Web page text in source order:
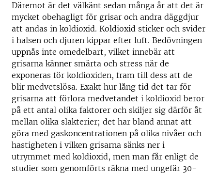
Däremot är det välkänt sedan många år att det är
mycket obehagligt för grisar och andra däggdjur
att andas in koldioxid. Koldioxid sticker och svider
i halsen och djuren kippar efter luft. Bedövningen
uppnås inte omedelbart, vilket innebär att
grisarna känner smärta och stress när de
exponeras för koldioxiden, fram till dess att de
blir medvetslösa. Exakt hur lång tid det tar för
grisarna att förlora medvetandet i koldioxid beror
på ett antal olika faktorer och skiljer sig därför åt
mellan olika slakterier; det har bland annat att
göra med gaskoncentrationen på olika nivåer och
hastigheten i vilken grisarna sänks ner i
utrymmet med koldioxid, men man får enligt de
studier som genomförts räkna med ungefär 30-